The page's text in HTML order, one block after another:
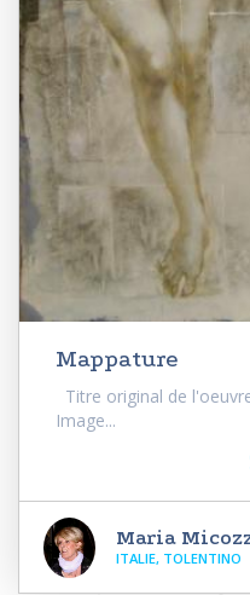
Mappature
Titre original de
Image...
Maria
ITALIE, TOLENTINO